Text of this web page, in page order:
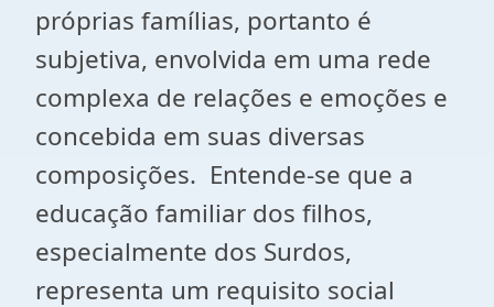
próprias famílias, portanto é
subjetiva, envolvida em uma rede
complexa de relações e emoções e
concebida em suas diversas
composições. Entende-se que a
educação familiar dos filhos,
especialmente dos Surdos,
representa um requisito social